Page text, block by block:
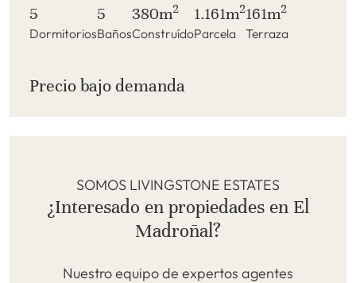
5
Dormitorios
5
Baños
380m2
Construído
1.161m2
Parcela
161m2
Terraza
Precio bajo demanda
SOMOS LIVINGSTONE ESTATES
¿Interesado en propiedades en El
Madroñal?
Nuestro equipo de expertos agentes